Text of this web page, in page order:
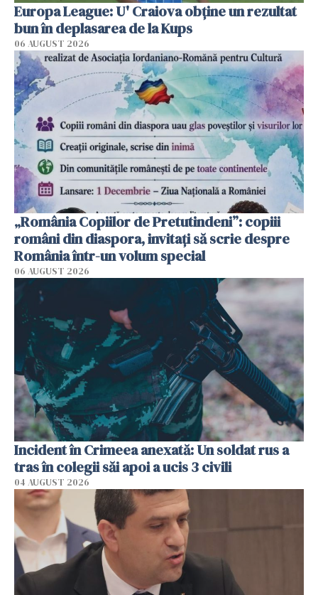
Europa League: U' Craiova obține un rezultat
bun în deplasarea de la Kups
06 AUGUST 2026
„România Copiilor de Pretutindeni”: copiii
români din diaspora, invitați să scrie despre
România într-un volum special
06 AUGUST 2026
Incident în Crimeea anexată: Un soldat rus a
tras în colegii săi apoi a ucis 3 civili
04 AUGUST 2026